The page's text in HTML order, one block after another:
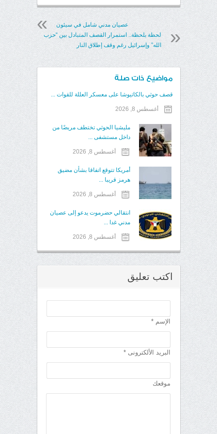
عصيان مدني شامل في سيئون
لحظة بلحظة.. استمرار القصف المتبادل بين “حزب
الله” وإسرائيل رغم وقف إطلاق النار
مواضيع ذات صلة
قصف حوثي بالكاتيوشا على معسكر العللة للقوات ...
أغسطس 8, 2026
مليشيا الحوثي تختطف مريضًا من
داخل مستشفى ...
أغسطس 8, 2026
أمريكا تتوقع اتفاقا بشأن مضيق
هرمز قريبا ...
أغسطس 8, 2026
انتقالي حضرموت يدعو إلى عصيان
مدني غدا ...
أغسطس 8, 2026
اكتب تعليق
الإسم *
البريد الألكترونى *
موقعك